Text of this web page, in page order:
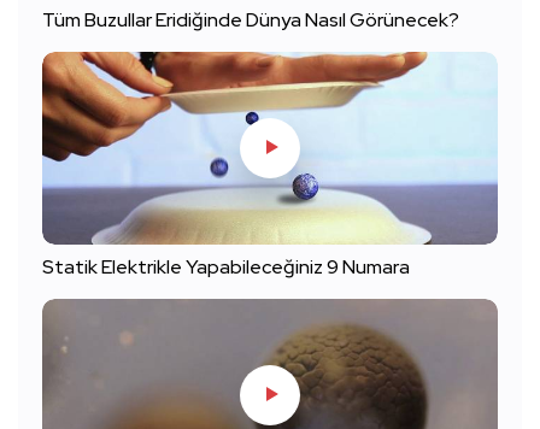
Tüm Buzullar Eridiğinde Dünya Nasıl Görünecek?
Statik Elektrikle Yapabileceğiniz 9 Numara